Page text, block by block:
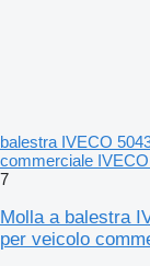
balestra IVECO
commerciale
7
Molla a balestra
per veicolo